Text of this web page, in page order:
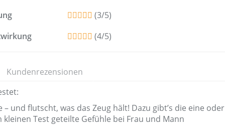
(3/5)
(4/5)
Kundenrezensionen
und flutscht, was das Zeug hält! Dazu gibt’s die eine oder
Test geteilte Gefühle bei Frau und Mann